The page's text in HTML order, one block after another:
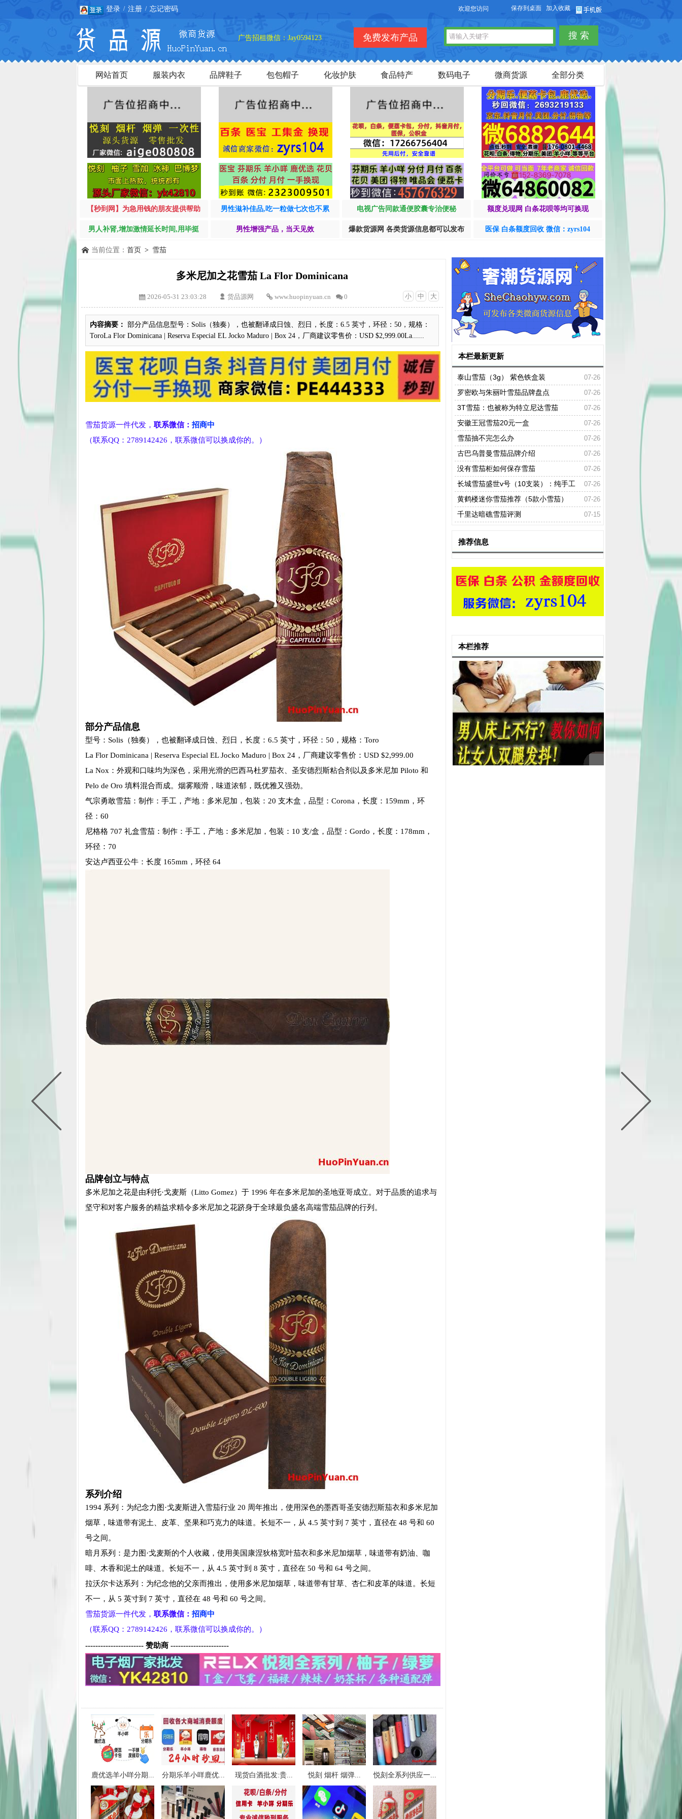
登录 / 注册 / 忘记密码 欢迎您访问【货品源】微商货源网站，本站可以免费发布微商货源信息，免费发布供求信息
保存到桌面 加入收藏
广告招租微信：Jay0594123 搜 索
免费发布产品
网站首页 服装内衣 品牌鞋子 包包帽子 化妆护肤 食品特产 数码电子 微商货源 全部分类
【秒到网】为急用钱的朋友提供帮助 男性滋补佳品,吃一粒做七次也不累 电视广告同款通便胶囊专治便秘 额度兑现网 白条花呗等均可换现
男人补肾,增加激情延长时间,用毕挺 男性增强产品，当天见效 爆款货源网 各类货源信息都可以发布 医保 白条额度回收 微信：zyrs104
当前位置： 首页 > 雪茄
多米尼加之花雪茄 La Flor Dominicana
小 中 大
2026-05-31 23:03:28 货品源网 www.huopinyuan.cn 0
内容摘要： 部分产品信息型号：Solis（独奏），也被翻译成日蚀、烈日，长度：6.5 英寸，环径：50，规格：
ToroLa Flor Dominicana | Reserva Especial EL Jocko Maduro | Box 24，厂商建议零售价：USD $2,999.00La......
雪茄货源一件代发， 联系微信： 招商中
（联系QQ：2789142426，联系微信可以换成你的。）
部分产品信息
型号：Solis（独奏），也被翻译成日蚀、烈日，长度：6.5 英寸，环径：50，规格：Toro
La Flor Dominicana | Reserva Especial EL Jocko Maduro | Box 24，厂商建议零售价：USD $2,999.00
La Nox：外观和口味均为深色，采用光滑的巴西马杜罗茄衣、圣安德烈斯粘合剂以及多米尼加 Piloto 和
Pelo de Oro 填料混合而成。烟雾顺滑，味道浓郁，既优雅又强劲。
气宗勇敢雪茄：制作：手工，产地：多米尼加，包装：20 支木盒，品型：Corona，长度：159mm，环
径：60
尼格格 707 礼盒雪茄：制作：手工，产地：多米尼加，包装：10 支/盒，品型：Gordo，长度：178mm，
环径：70
安达卢西亚公牛：长度 165mm，环径 64
品牌创立与特点
多米尼加之花是由利托·戈麦斯（Litto Gomez）于 1996 年在多米尼加的圣地亚哥成立。对于品质的追求与
坚守和对客户服务的精益求精令多米尼加之花跻身于全球最负盛名高端雪茄品牌的行列。
系列介绍
1994 系列：为纪念力图·戈麦斯进入雪茄行业 20 周年推出，使用深色的墨西哥圣安德烈斯茄衣和多米尼加
烟草，味道带有泥土、皮革、坚果和巧克力的味道。长短不一，从 4.5 英寸到 7 英寸，直径在 48 号和 60
号之间。
暗月系列：是力图·戈麦斯的个人收藏，使用美国康涅狄格宽叶茄衣和多米尼加烟草，味道带有奶油、咖
啡、木香和泥土的味道。长短不一，从 4.5 英寸到 8 英寸，直径在 50 号和 64 号之间。
拉沃尔卡达系列：为纪念他的父亲而推出，使用多米尼加烟草，味道带有甘草、杏仁和皮革的味道。长短
不一，从 5 英寸到 7 英寸，直径在 48 号和 60 号之间。
雪茄货源一件代发， 联系微信： 招商中
（联系QQ：2789142426，联系微信可以换成你的。）
----------------------- 赞助商 -----------------------
鹿优选羊小咩分期... 分期乐羊小咩鹿优... 现货白酒批发:贵... 悦刻 烟杆 烟弹... 悦刻全系列供应一...
本栏最新更新
07-26
泰山雪茄（3g） 紫色铁盒装
07-26
罗密欧与朱丽叶雪茄品牌盘点
07-26
3T雪茄：也被称为特立尼达雪茄
07-26
安徽王冠雪茄20元一盒
07-26
雪茄抽不完怎么办
07-26
古巴乌普曼雪茄品牌介绍
07-26
没有雪茄柜如何保存雪茄
07-26
长城雪茄盛世v号（10支装）：纯手工
制作 07-26
黄鹤楼迷你雪茄推荐（5款小雪茄）
07-15
千里达暗礁雪茄评测
推荐信息
本栏推荐